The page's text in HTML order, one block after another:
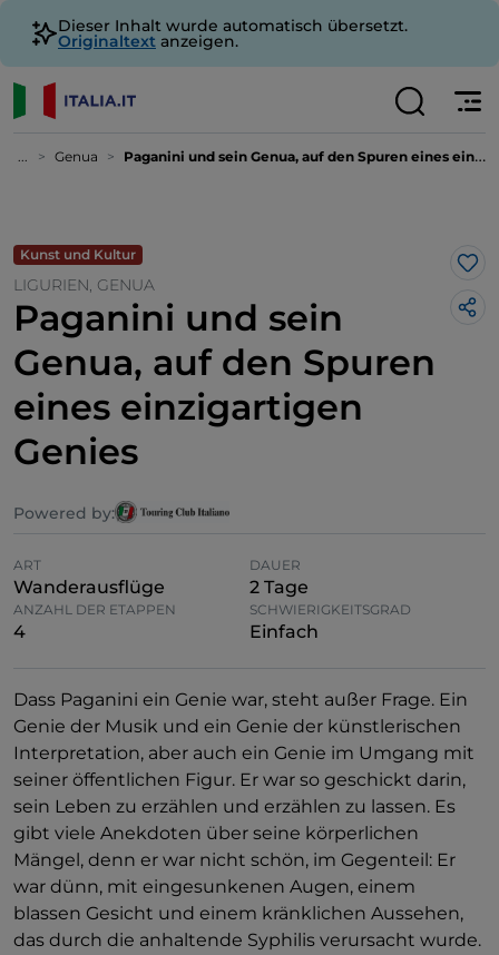
Dieser Inhalt wurde automatisch übersetzt.
Originaltext anzeigen.
... Genua Paganini und sein Genua, auf den Spuren eines einzigartigen Genies
Kunst und Kultur
LIGURIEN, GENUA
Paganini und sein
Genua, auf den Spuren
eines einzigartigen
Genies
Powered by:
ART
Wanderausflüge
DAUER
2 Tage
ANZAHL DER ETAPPEN
4
SCHWIERIGKEITSGRAD
Einfach
Dass Paganini ein Genie war, steht außer Frage. Ein
Genie der Musik und ein Genie der künstlerischen
Interpretation, aber auch ein Genie im Umgang mit
seiner öffentlichen Figur. Er war so geschickt darin,
sein Leben zu erzählen und erzählen zu lassen. Es
gibt viele Anekdoten über seine körperlichen
Mängel, denn er war nicht schön, im Gegenteil: Er
war dünn, mit eingesunkenen Augen, einem
blassen Gesicht und einem kränklichen Aussehen,
das durch die anhaltende Syphilis verursacht wurde.